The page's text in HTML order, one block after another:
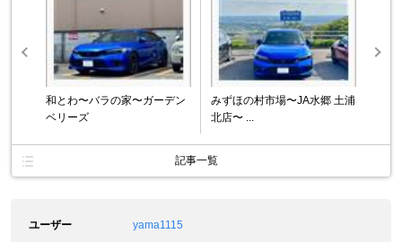
和とわ〜バラの家〜ガーデン
ベリーズ
みずほの村市場〜JA水郷 土浦
北店〜 ...
記事一覧
ユーザー yama1115